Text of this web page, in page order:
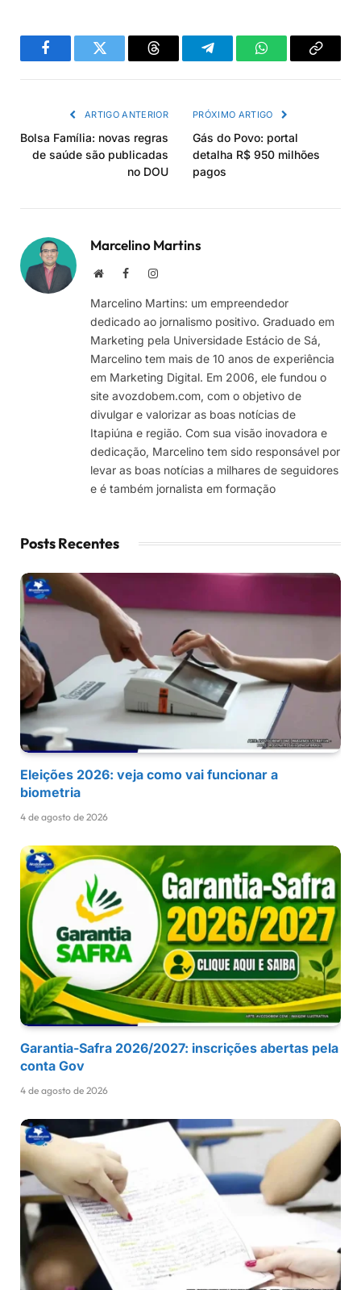
FacebookTwitter Threads TelegramWhatsAppCopiar
ARTIGO ANTERIOR
Bolsa Família: novas regras
de saúde são publicadas
no DOU
PRÓXIMO ARTIGO
Gás do Povo: portal
detalha R$ 950 milhões
pagos
Marcelino Martins
Site FacebookInstagram
Marcelino Martins: um empreendedor
dedicado ao jornalismo positivo. Graduado em
Marketing pela Universidade Estácio de Sá,
Marcelino tem mais de 10 anos de experiência
em Marketing Digital. Em 2006, ele fundou o
site avozdobem.com, com o objetivo de
divulgar e valorizar as boas notícias de
Itapiúna e região. Com sua visão inovadora e
dedicação, Marcelino tem sido responsável por
levar as boas notícias a milhares de seguidores
e é também jornalista em formação
Posts Recentes
Eleições 2026: veja como vai funcionar a
biometria
4 de agosto de 2026
Garantia-Safra 2026/2027: inscrições abertas pela
conta Gov
4 de agosto de 2026